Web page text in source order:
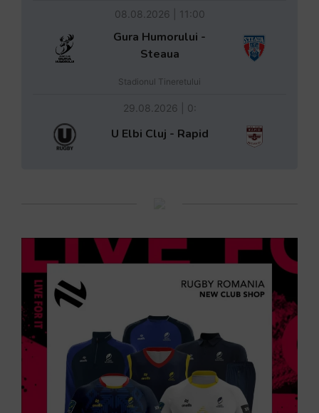
08.08.2026 | 11:00
Gura Humorului -
Steaua
Stadionul Tineretului
29.08.2026 | 0:
U Elbi Cluj - Rapid